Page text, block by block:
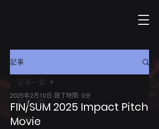
記事
記事一覧
blog
記事一覧
FIN/SUM 2025 Impact Pitch
Movie
2025年2月10日 読了時間: 0分